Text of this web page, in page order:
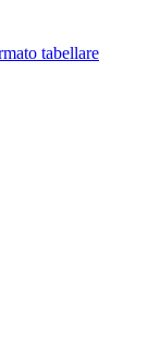
tabellare